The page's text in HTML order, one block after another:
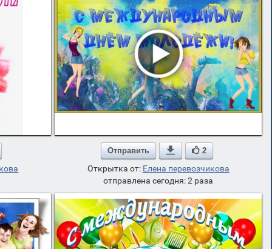
Отправить  2
Открытка от: Елена перевозчикова
отправлена сегодня: 2 раза